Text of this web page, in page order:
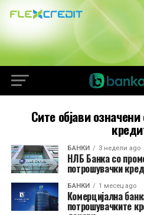
Сите објави
БАНКИ 3 недели ago
НЛБ Банка со
потрошувачки
БАНКИ 1 месец ago
Комерцијална
потрошувачките